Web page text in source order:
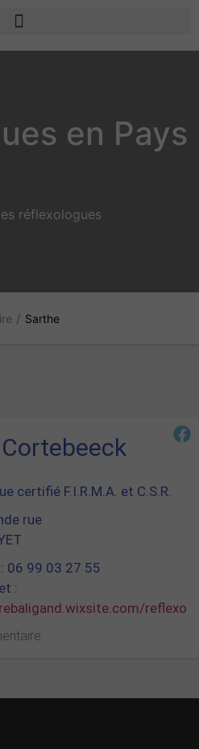
en Pays
réflexologues
/ Sarthe
certifié F.I.R.M.A. et C.S.R.
rue
06 99 03 27 55
:
reflexo